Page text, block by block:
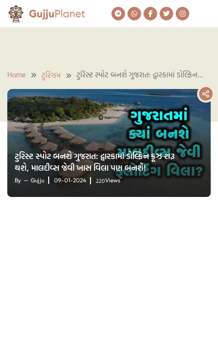
Skip
Home ટુરિઝમ
ટુરિસ્ટ સ્પોટ બનશે ગુજરાત: દ્વારકામાં ડોલ્ફિન
ક્રૂઝ શરૂ થશે, માલદીવ્સ જેવી ખાસ વિલા પણ
બનશે!
ટુરિસ્ટ સ્પોટ બનશે ગુજરાત: દ્વારકામાં ડોલ્ફિન ક્રૂઝ શરૂ
થશે, માલદીવ્સ જેવી ખાસ વિલા પણ બનશે!
By Gujju 09-01-2024 220Views